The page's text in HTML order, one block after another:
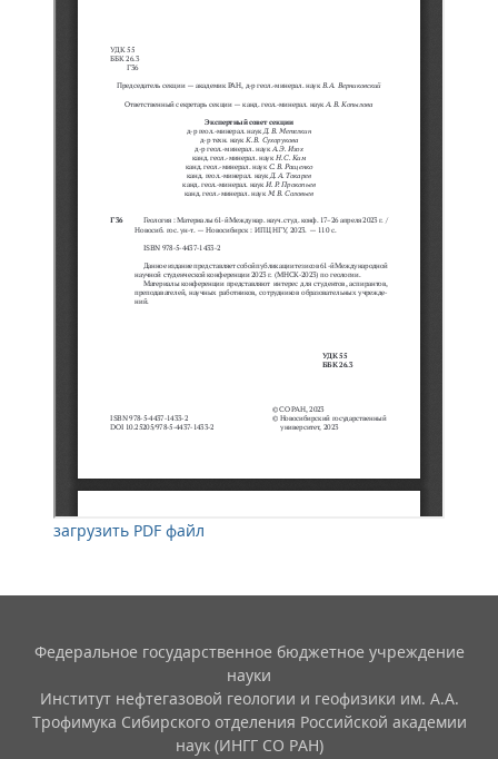
загрузить PDF файл
Федеральное государственное бюджетное учреждение
науки
Институт нефтегазовой геологии и геофизики им. А.А.
Трофимука Сибирского отделения Российской академии
наук (ИНГГ СО РАН)